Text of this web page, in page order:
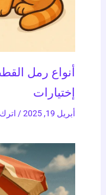
إختيارات
أبريل 19, 2025 /اترك